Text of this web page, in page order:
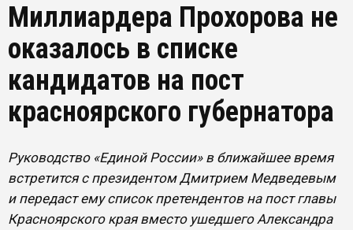
Миллиардера Прохорова не
оказалось в списке
кандидатов на пост
красноярского губернатора
Руководство «Единой России» в ближайшее время
встретится с президентом Дмитрием Медведевым
и передаст ему список претендентов на пост главы
Красноярского края вместо ушедшего Александра